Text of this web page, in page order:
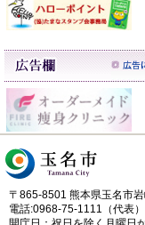
〒865-8501 熊本県玉名市
電話:0968-75-1111（代表）